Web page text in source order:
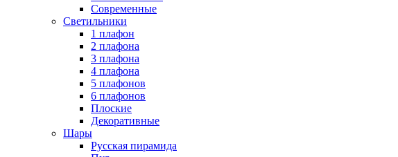
Современные
Светильники
1 плафон
2 плафона
3 плафона
4 плафона
5 плафонов
6 плафонов
Плоские
Декоративные
Шары
Русская пирамида